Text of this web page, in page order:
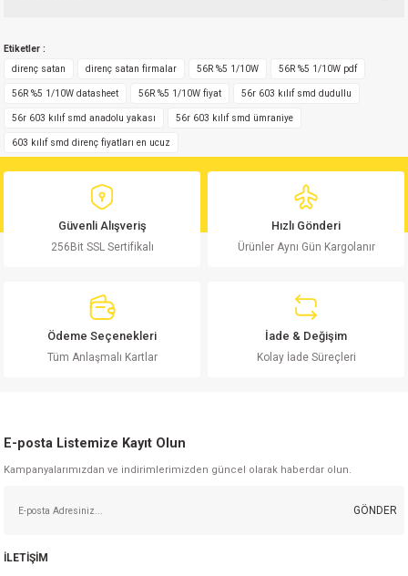
yetersiz gördüğünüz noktaları öneri formunu kullanarak tarafımıza
iletebilirsiniz.
Görüş ve önerileriniz için teşekkür ederiz.
Ürün açıklamasında eksik bilgiler bulunuyor.
Ürün bilgilerinde hatalar bulunuyor.
Ürün fiyatı diğer sitelerden daha pahalı.
Bu ürüne benzer farklı alternatifler olmalı.
Etiketler :
direnç satan
direnç satan firmalar 56R %5 1/10W 56R %5 1/10W pdf
56R %5 1/10W datasheet 56R %5 1/10W fiyat 56r 603 kılıf smd dudullu
56r 603 kılıf smd anadolu yakası 56r 603 kılıf smd ümraniye
603 kılıf smd direnç fiyatları en ucuz
Güvenli Alışveriş
256Bit SSL Sertifikalı
Hızlı Gönderi
Ürünler Aynı Gün Kargolanır
Ödeme Seçenekleri
Tüm Anlaşmalı Kartlar
İade & Değişim
Kolay İade Süreçleri
E-posta Listemize Kayıt Olun
Kampanyalarımızdan ve indirimlerimizden güncel olarak haberdar olun.
GÖNDER
İLETİŞİM